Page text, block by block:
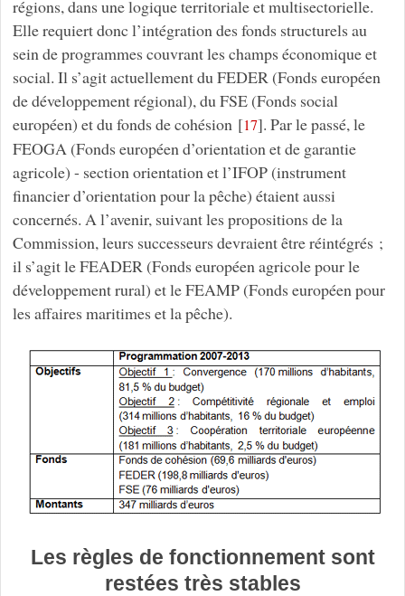
régions, dans une logique territoriale et multisectorielle.
Elle requiert donc l’intégration des fonds structurels au
sein de programmes couvrant les champs économique et
social. Il s’agit actuellement du FEDER (Fonds européen
de développement régional), du FSE (Fonds social
européen) et du fonds de cohésion[17]. Par le passé, le
FEOGA (Fonds européen d’orientation et de garantie
agricole) - section orientation et l’IFOP (instrument
financier d’orientation pour la pêche) étaient aussi
concernés. A l’avenir, suivant les propositions de la
Commission, leurs successeurs devraient être réintégrés ;
il s’agit le FEADER (Fonds européen agricole pour le
développement rural) et le FEAMP (Fonds européen pour
les affaires maritimes et la pêche).
Les règles de fonctionnement sont
restées très stables